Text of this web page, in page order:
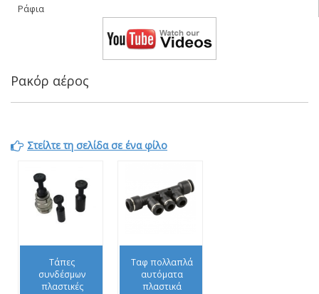
Ράφια
Ρακόρ αέρος
Στείλτε τη σελίδα σε ένα φίλο
Τάπες
συνδέσμων
πλαστικές
Ταφ πολλαπλά
αυτόματα
πλαστικά